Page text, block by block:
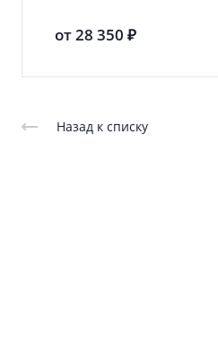
от 28 350 ₽
Назад к списку